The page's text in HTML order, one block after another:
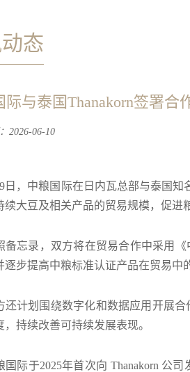
态
际与泰国Thanakorn签署
2026-06-10
日，中粮国际在日内瓦总部与泰国知
续大豆及相关产品的贸易规模，促进
备忘录，双方将在贸易合作中采用
逐步提高中粮标准认证产品在贸易中
还计划围绕数字化和数据应用开展
，持续改善可持续发展表现。
国际于2025年首次向 Thanakorn 公